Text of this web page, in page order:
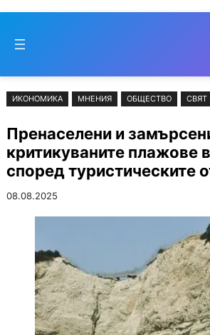
съдържанието
to
ИКОНОМИКА МНЕНИЯ ОБЩЕСТВО СВЯТ
Пренаселени и
критикуваните плажове
според туристическите
08.08.2025